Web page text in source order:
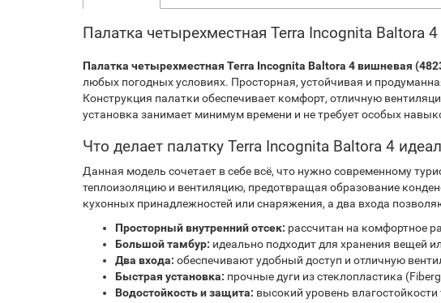
Палатка четырехместная Terra Incognita
Палатка четырехместная Terra Incognita Baltora 4 вишневая
любых погодных условиях. Просторная, устойчивая и
Конструкция палатки обеспечивает комфорт, отличную
установка занимает минимум времени и не требует особых
Что делает палатку Terra Incognita Baltora 4
Данная модель сочетает в себе всё, что нужно современному
теплоизоляцию и вентиляцию, предотвращая образование
кухонных принадлежностей или снаряжения, а два входа
Просторный внутренний отсек: рассчитан на комфортное
Большой тамбур: идеально подходит для хранения вещей
Два входа: обеспечивают удобный доступ и отличную
Быстрая установка: прочные дуги из стеклопластика
Водостойкость и защита: высокий уровень